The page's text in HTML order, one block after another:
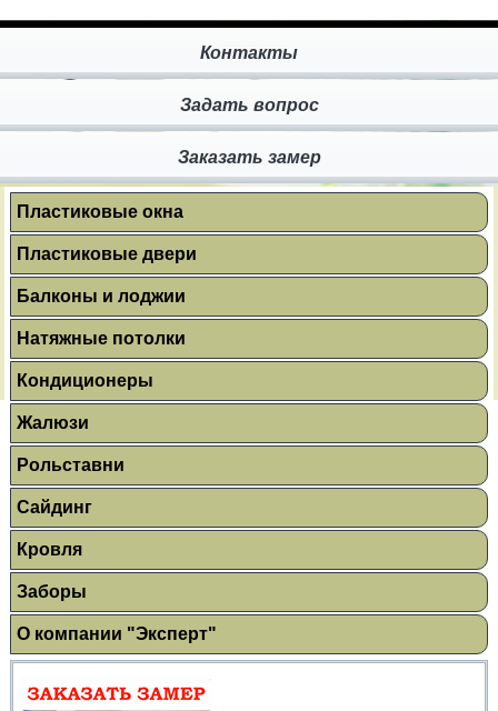
Контакты
Задать вопрос
Заказать замер
Пластиковые окна
Пластиковые двери
Балконы и лоджии
Натяжные потолки
Кондиционеры
Жалюзи
Рольставни
Сайдинг
Кровля
Заборы
О компании "Эксперт"